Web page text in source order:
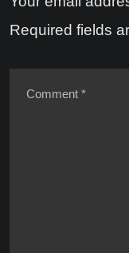
Required fields